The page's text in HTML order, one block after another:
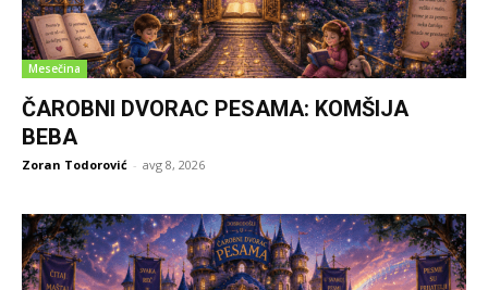
Mesečina
ČAROBNI DVORAC PESAMA: KOMŠIJA
BEBA
Zoran Todorović - avg 8, 2026